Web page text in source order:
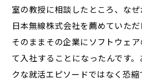
室の教授に相談したところ、な
日本無線株式会社を薦めていただ
そのままその企業にソフトウェ
て入社することになったんです
クな就活エピソードではなく恐